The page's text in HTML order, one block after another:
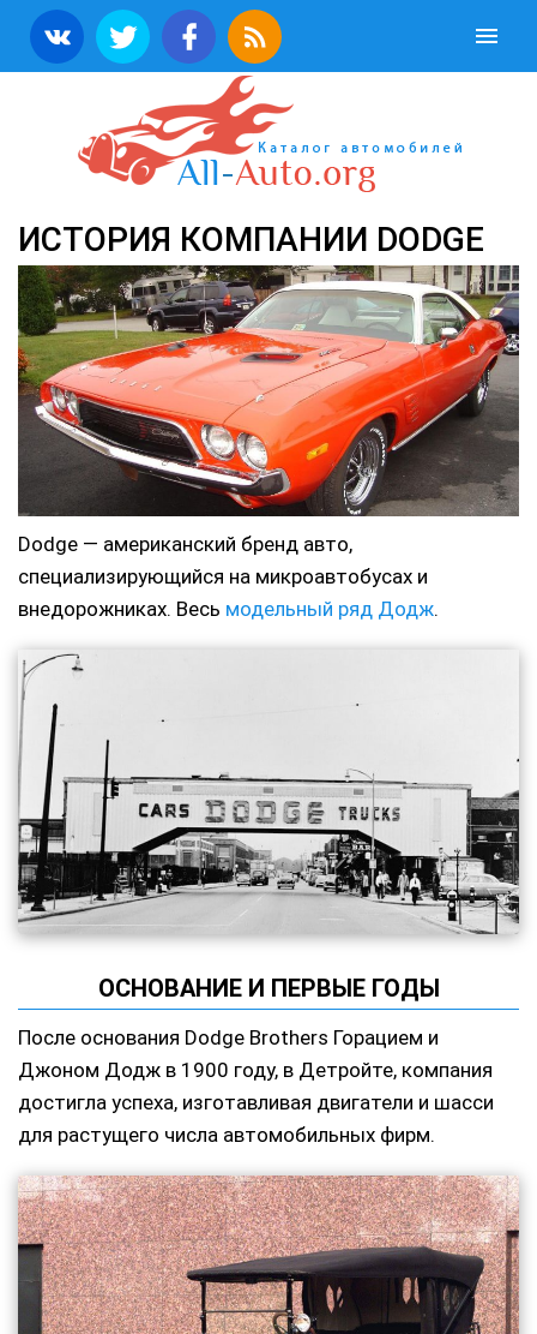
ИСТОРИЯ КОМПАНИИ DODGE
Dodge — американский бренд авто,
специализирующийся на микроавтобусах и
внедорожниках. Весь модельный ряд Додж.
ОСНОВАНИЕ И ПЕРВЫЕ ГОДЫ
После основания Dodge Brothers Горацием и
Джоном Додж в 1900 году, в Детройте, компания
достигла успеха, изготавливая двигатели и шасси
для растущего числа автомобильных фирм.